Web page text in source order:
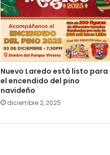
Nuevo Laredo está listo para
el encendido del pino
navideño
diciembre 2, 2025